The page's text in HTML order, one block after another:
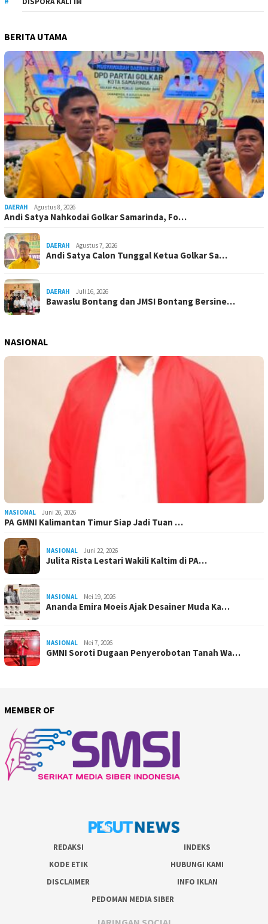
BERITA UTAMA
DAERAH Agustus 8, 2026
Andi Satya Nahkodai Golkar Samarinda, Fo…
DAERAH Agustus 7, 2026
Andi Satya Calon Tunggal Ketua Golkar Sa…
DAERAH Juli 16, 2026
Bawaslu Bontang dan JMSI Bontang Bersine…
NASIONAL
NASIONAL Juni 26, 2026
PA GMNI Kalimantan Timur Siap Jadi Tuan …
NASIONAL Juni 22, 2026
Julita Rista Lestari Wakili Kaltim di PA…
NASIONAL Mei 19, 2026
Ananda Emira Moeis Ajak Desainer Muda Ka…
NASIONAL Mei 7, 2026
GMNI Soroti Dugaan Penyerobotan Tanah Wa…
MEMBER OF
REDAKSI
INDEKS
KODE ETIK
HUBUNGI KAMI
DISCLAIMER
INFO IKLAN
PEDOMAN MEDIA SIBER